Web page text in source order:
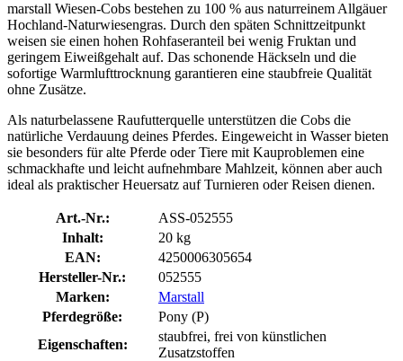
marstall Wiesen-Cobs bestehen zu 100 % aus naturreinem Allgäuer
Hochland-Naturwiesengras. Durch den späten Schnittzeitpunkt
weisen sie einen hohen Rohfaseranteil bei wenig Fruktan und
geringem Eiweißgehalt auf. Das schonende Häckseln und die
sofortige Warmlufttrocknung garantieren eine staubfreie Qualität
ohne Zusätze.
Als naturbelassene Raufutterquelle unterstützen die Cobs die
natürliche Verdauung deines Pferdes. Eingeweicht in Wasser bieten
sie besonders für alte Pferde oder Tiere mit Kauproblemen eine
schmackhafte und leicht aufnehmbare Mahlzeit, können aber auch
ideal als praktischer Heuersatz auf Turnieren oder Reisen dienen.
Art.-Nr.:
ASS-052555
Inhalt:
20 kg
EAN:
4250006305654
Hersteller-Nr.:
052555
Marken:
Marstall
Pferdegröße:
Pony (P)
Eigenschaften:
staubfrei, frei von künstlichen
Zusatzstoffen